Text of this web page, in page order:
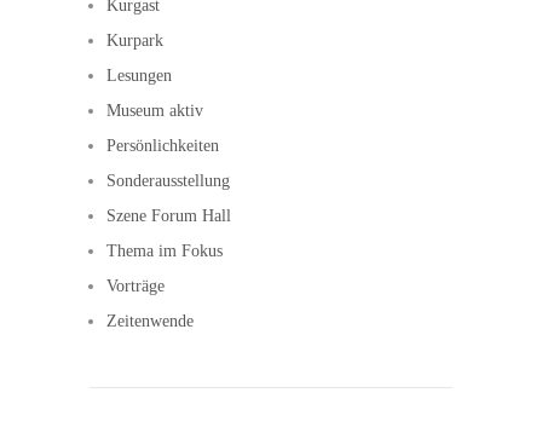
Kurgast
Kurpark
Lesungen
Museum aktiv
Persönlichkeiten
Sonderausstellung
Szene Forum Hall
Thema im Fokus
Vorträge
Zeitenwende